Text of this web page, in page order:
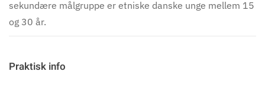
sekundære målgruppe er etniske danske unge mellem 15
og 30 år.
Praktisk info